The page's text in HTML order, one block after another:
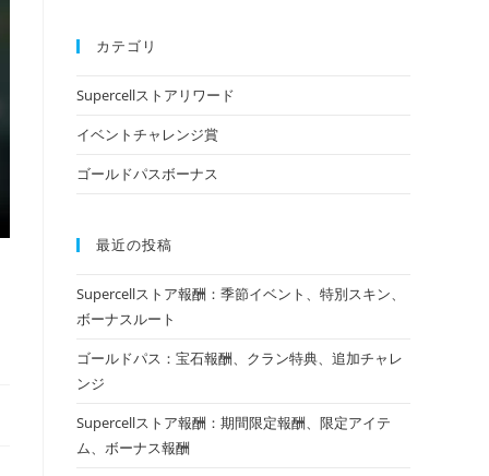
カテゴリ
Supercellストアリワード
イベントチャレンジ賞
ゴールドパスボーナス
最近の投稿
Supercellストア報酬：季節イベント、特別スキン、
ボーナスルート
ゴールドパス：宝石報酬、クラン特典、追加チャレ
ンジ
Supercellストア報酬：期間限定報酬、限定アイテ
ム、ボーナス報酬